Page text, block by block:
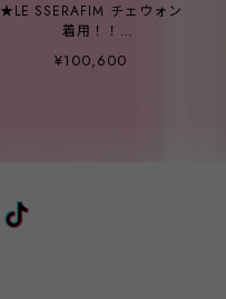
★LE SSERAFIM チェウォン
着用！！
【LOADINGROOM】
(ARIELLA) SPOILED DENIM
¥100,600